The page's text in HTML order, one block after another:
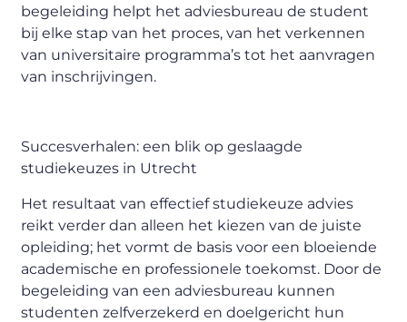
begeleiding helpt het adviesbureau de student
bij elke stap van het proces, van het verkennen
van universitaire programma’s tot het aanvragen
van inschrijvingen.
Succesverhalen:een b lik opgeslaagde
studiekeuzes in Utrecht
Het resultaat van effectief studiekeuze advies
reikt verder dan alleen het kiezen van de juiste
opleiding; het vormt de basis voor een bloeiende
academische en professionele toekomst. Door de
begeleiding van een adviesbureau kunnen
studenten zelfverzekerd en doelgericht hun